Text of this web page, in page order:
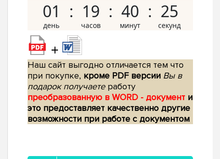
01 19 40 24
+
Наш сайт выгодно отличается тем что
при покупке, кроме PDF версии Вы в
подарок получаетеработу
преобразованную в WORD - документ и
это предоставляет качественно другие
возможности при работе с документом